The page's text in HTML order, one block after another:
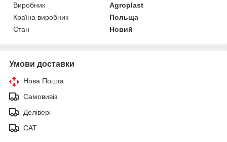
Виробник
Agroplast
Країна виробник
Польща
Стан
Новий
Умови доставки
Нова Пошта
Самовивіз
Делівері
САТ